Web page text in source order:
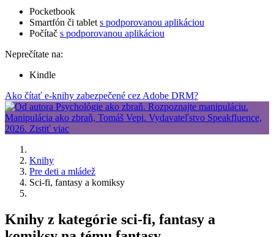
Pocketbook
Smartfón či tablet s podporovanou aplikáciou
Počítač s podporovanou aplikáciou
Neprečítate na:
Kindle
Ako čítať e-knihy zabezpečené cez Adobe DRM?
Knihy
Pre deti a mládež
Sci-fi, fantasy a komiksy
Knihy z kategórie sci-fi, fantasy a